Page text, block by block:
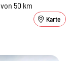
50 km
Karte